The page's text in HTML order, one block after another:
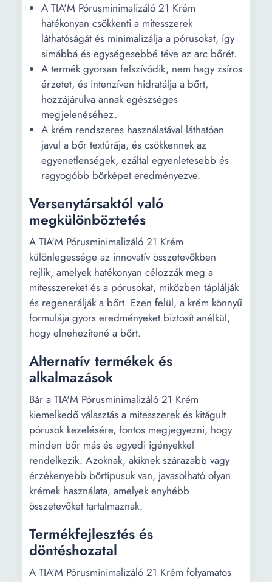
A TIA'M Pórusminimalizáló 21 Krém
hatékonyan csökkenti a mitesszerek
láthatóságát és minimalizálja a pórusokat, így
simábbá és egységesebbé téve az arc bőrét.
A termék gyorsan felszívódik, nem hagy zsíros
érzetet, és intenzíven hidratálja a bőrt,
hozzájárulva annak egészséges
megjelenéséhez.
A krém rendszeres használatával láthatóan
javul a bőr textúrája, és csökkennek az
egyenetlenségek, ezáltal egyenletesebb és
ragyogóbb bőrképet eredményezve.
Versenytársaktól való
megkülönböztetés
A TIA'M Pórusminimalizáló 21 Krém
különlegessége az innovatív összetevőkben
rejlik, amelyek hatékonyan célozzák meg a
mitesszereket és a pórusokat, miközben táplálják
és regenerálják a bőrt. Ezen felül, a krém könnyű
formulája gyors eredményeket biztosít anélkül,
hogy elnehezítené a bőrt.
Alternatív termékek és
alkalmazások
Bár a TIA'M Pórusminimalizáló 21 Krém
kiemelkedő választás a mitesszerek és kitágult
pórusok kezelésére, fontos megjegyezni, hogy
minden bőr más és egyedi igényekkel
rendelkezik. Azoknak, akiknek szárazabb vagy
érzékenyebb bőrtípusuk van, javasolható olyan
krémek használata, amelyek enyhébb
összetevőket tartalmaznak.
Termékfejlesztés és
döntéshozatal
A TIA'M Pórusminimalizáló 21 Krém folyamatos